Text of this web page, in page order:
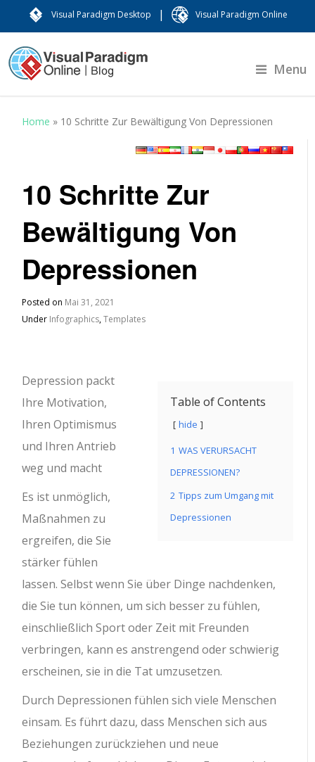
Visual Paradigm Desktop | Visual Paradigm Online
Menu
Home » 10 Schritte Zur Bewältigung Von Depressionen
10 Schritte Zur
Bewältigung Von
Depressionen
Posted on Mai 31, 2021
Under Infographics,Templates
Table of Contents
hide
1 WAS VERURSACHT
DEPRESSIONEN?
2 Tipps zum Umgang mit
Depressionen
Depression packt
Ihre Motivation,
Ihren Optimismus
und Ihren Antrieb
weg und macht
Es ist unmöglich,
Maßnahmen zu
ergreifen, die Sie
stärker fühlen
lassen. Selbst wenn Sie über Dinge nachdenken,
die Sie tun können, um sich besser zu fühlen,
einschließlich Sport oder Zeit mit Freunden
verbringen, kann es anstrengend oder schwierig
erscheinen, sie in die Tat umzusetzen.
Durch Depressionen fühlen sich viele Menschen
einsam. Es führt dazu, dass Menschen sich aus
Beziehungen zurückziehen und neue